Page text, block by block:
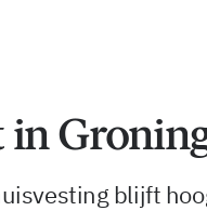
blijft